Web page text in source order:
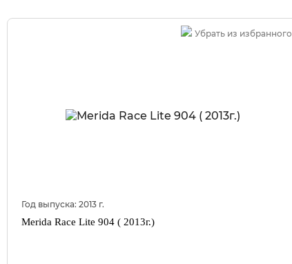
Убрать из избранного
Год выпуска: 2013 г.
Merida Race Lite 904 ( 2013г.)